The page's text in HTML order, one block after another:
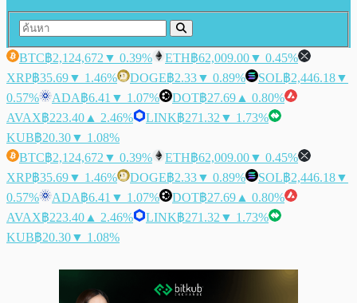
BTC฿2,124,672 ▼ 0.39% ETH฿62,009.00▼ 0.45%
XRP฿35.69▼ 1.46% DOGE฿2.33▼ 0.89% SOL฿2,446.18▼
0.57%
ADA฿6.41 ▼ 1.07% DOT฿27.69 ▲ 0.80%
AVAX฿223.40 ▲ 2.46% LINK฿271.32 ▼ 1.73%
KUB฿20.30▼ 1.08%
BTC฿2,124,672 ▼ 0.39% ETH฿62,009.00▼ 0.45%
XRP฿35.69▼ 1.46% DOGE฿2.33▼ 0.89% SOL฿2,446.18▼
0.57%
ADA฿6.41 ▼ 1.07% DOT฿27.69 ▲ 0.80%
AVAX฿223.40 ▲ 2.46% LINK฿271.32 ▼ 1.73%
KUB฿20.30▼ 1.08%